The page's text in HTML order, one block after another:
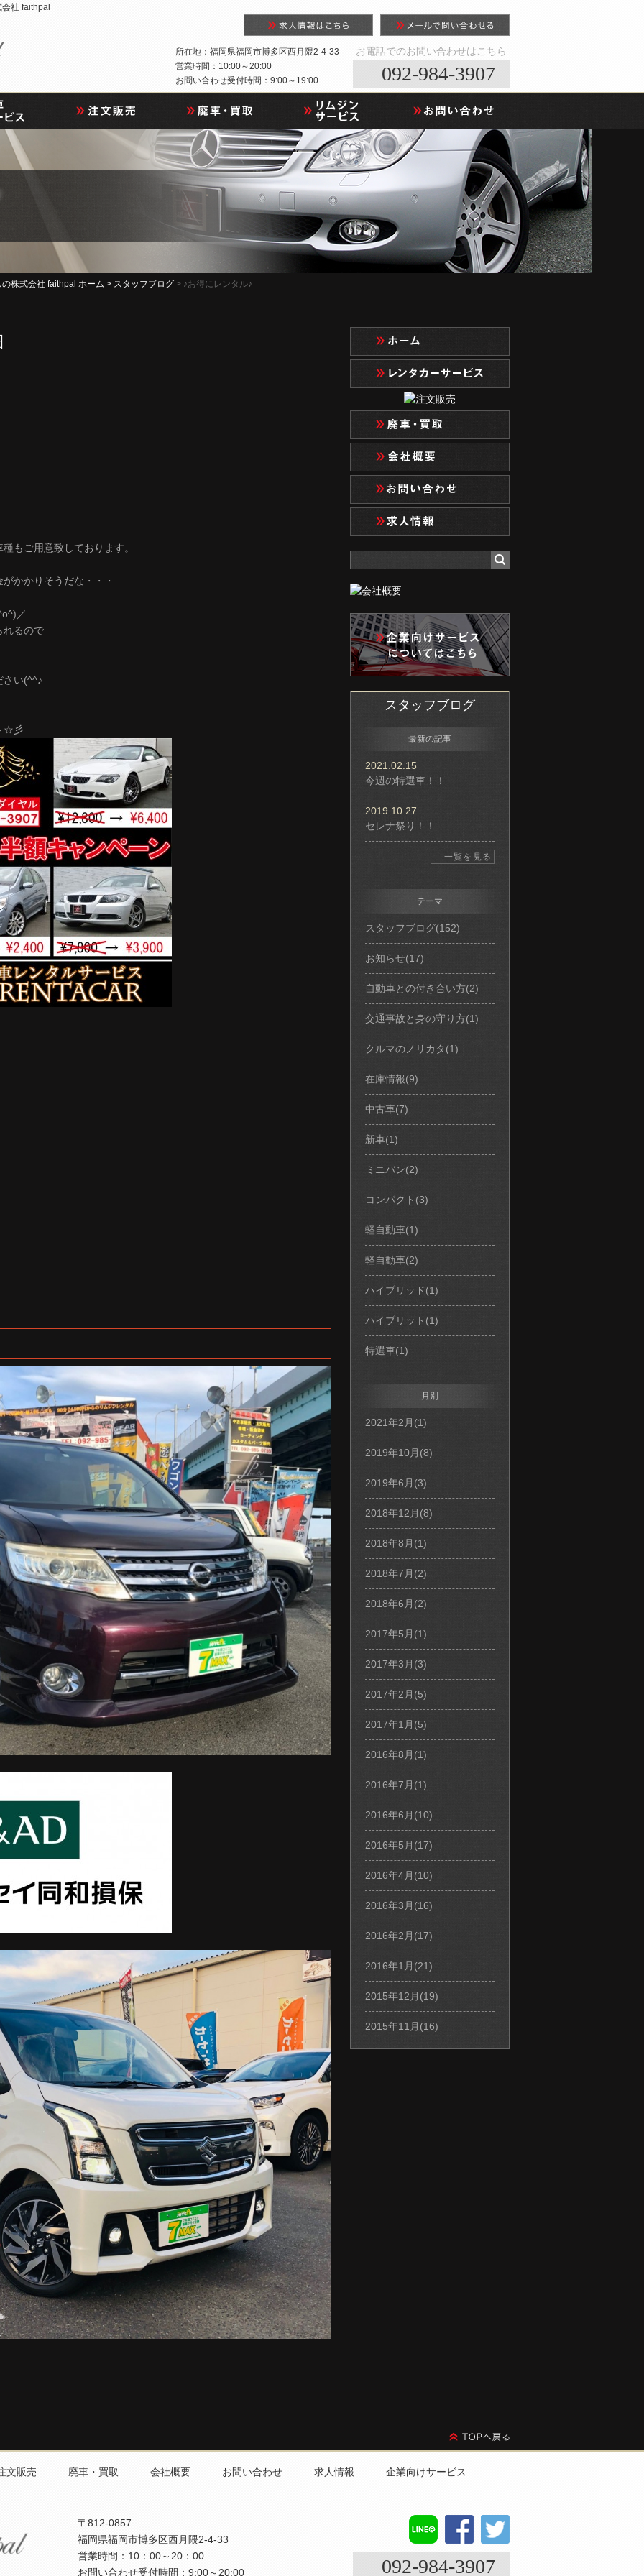
社 faithpal
所在地：福岡県福岡市博多区西月隈2-4-33
営業時間：10:00～20:00
お問い合わせ受付時間：9:00～19:00
お電話でのお問い合わせはこちら
092-984-3907
株式会社 faithpal ホーム > スタッフブログ > ♪お得にレンタル♪
もご用意致しております。
かかりそうだな・・・
／
れるので
さい(^^♪
☆彡
スタッフブログ
最新の記事
2021.02.15
今週の特選車！！
2019.10.27
セレナ祭り！！
一覧を見る
テーマ
スタッフブログ(152)
お知らせ(17)
自動車との付き合い方(2)
交通事故と身の守り方(1)
クルマのノリカタ(1)
在庫情報(9)
中古車(7)
新車(1)
ミニバン(2)
コンパクト(3)
軽自動車(1)
軽自動車(2)
ハイブリッド(1)
ハイブリット(1)
特選車(1)
月別
2021年2月(1)
2019年10月(8)
2019年6月(3)
2018年12月(8)
2018年8月(1)
2018年7月(2)
2018年6月(2)
2017年5月(1)
2017年3月(3)
2017年2月(5)
2017年1月(5)
2016年8月(1)
2016年7月(1)
2016年6月(10)
2016年5月(17)
2016年4月(10)
2016年3月(16)
2016年2月(17)
2016年1月(21)
2015年12月(19)
2015年11月(16)
文販売 廃車・買取 会社概要 お問い合わせ 求人情報 企業向けサービス
〒812-0857
福岡県福岡市博多区西月隈2-4-33
営業時間：10：00～20：00
お問い合わせ受付時間：9:00～20:00
092-984-3907